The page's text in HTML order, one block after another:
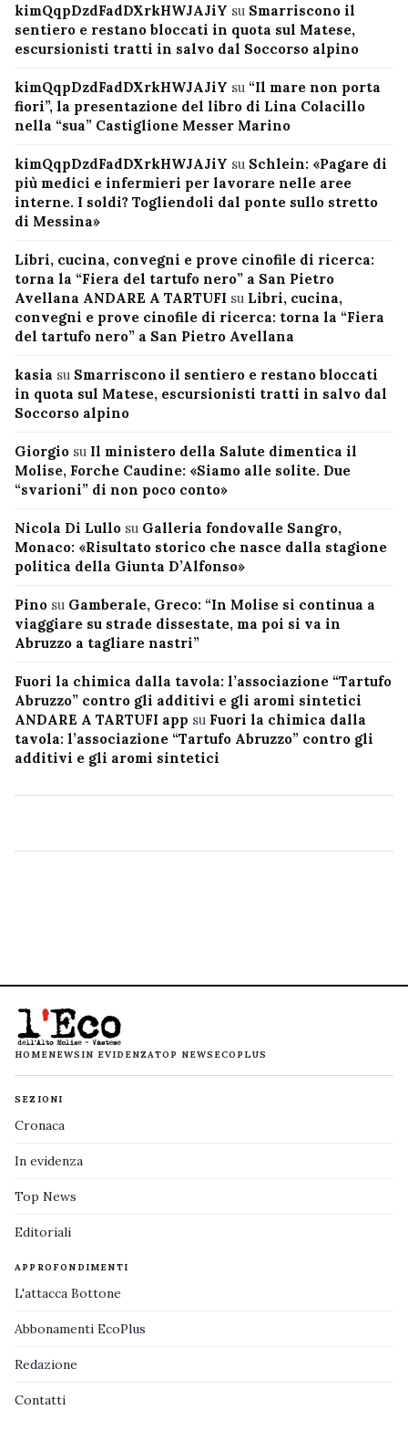
kimQqpDzdFadDXrkHWJAJiY su Smarriscono il
sentiero e restano bloccati in quota sul Matese,
escursionisti tratti in salvo dal Soccorso alpino
kimQqpDzdFadDXrkHWJAJiY su “Il mare non porta
fiori”, la presentazione del libro di Lina Colacillo
nella “sua” Castiglione Messer Marino
kimQqpDzdFadDXrkHWJAJiY su Schlein: «Pagare di
più medici e infermieri per lavorare nelle aree
interne. I soldi? Togliendoli dal ponte sullo stretto
di Messina»
Libri, cucina, convegni e prove cinofile di ricerca:
torna la “Fiera del tartufo nero” a San Pietro
Avellana ANDARE A TARTUFI su Libri, cucina,
convegni e prove cinofile di ricerca: torna la “Fiera
del tartufo nero” a San Pietro Avellana
kasia su Smarriscono il sentiero e restano bloccati
in quota sul Matese, escursionisti tratti in salvo dal
Soccorso alpino
Giorgio su Il ministero della Salute dimentica il
Molise, Forche Caudine: «Siamo alle solite. Due
“svarioni” di non poco conto»
Nicola Di Lullo su Galleria fondovalle Sangro,
Monaco: «Risultato storico che nasce dalla stagione
politica della Giunta D’Alfonso»
Pino su Gamberale, Greco: “In Molise si continua a
viaggiare su strade dissestate, ma poi si va in
Abruzzo a tagliare nastri”
Fuori la chimica dalla tavola: l’associazione “Tartufo
Abruzzo” contro gli additivi e gli aromi sintetici
ANDARE A TARTUFI app su Fuori la chimica dalla
tavola: l’associazione “Tartufo Abruzzo” contro gli
additivi e gli aromi sintetici
HOMENEWS IN EVIDENZATOP NEWS ECOPLUS
SEZIONI
Cronaca
In evidenza
Top News
Editoriali
APPROFONDIMENTI
L'attacca Bottone
Abbonamenti EcoPlus
Redazione
Contatti